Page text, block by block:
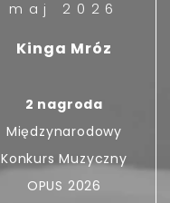
maj 2026
Kinga Mróz
2 nagroda
Międzynarodowy
Konkurs Muzyczny
OPUS 2026